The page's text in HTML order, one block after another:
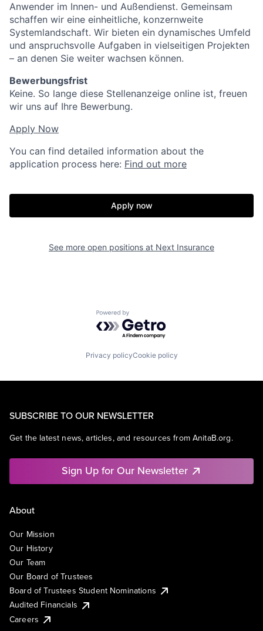
Anwender im Innen- und Außendienst. Gemeinsam
schaffen wir eine einheitliche, konzernweite
Systemlandschaft. Wir bieten ein dynamisches Umfeld
und anspruchsvolle Aufgaben in vielseitigen Projekten
– an denen Sie weiter wachsen können.
Bewerbungsfrist
Keine. So lange diese Stellenanzeige online ist, freuen
wir uns auf Ihre Bewerbung.
Apply Now
You can find detailed information about the
application process here: Find out more
Apply now
See more open positions at Next Insurance
Powered by Getro.com
Privacy policyCookie policy
SUBSCRIBE TO OUR NEWSLETTER
Get the latest news, articles, and resources from AnitaB.org.
Sign Up for Our Newsletter
About
Our Mission
Our History
Our Team
Our Board of Trustees
Board of Trustees Student Nominations
Audited Financials
Careers